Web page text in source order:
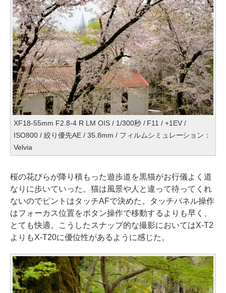
XF18-55mm F2.8-4 R LM OIS / 1/300秒 / F11 / +1EV /
ISO800 / 絞り優先AE / 35.8mm / フィルムシミュレーション：
Velvia
桜の花びらが降り積もった遊歩道を黒猫がお行儀よく道
なりに歩いていった。猫は風景や人と違って待ってくれ
ないのでピントはタッチAFで決めた。タッチパネル操作
はフォーカス位置をボタン操作で移動するよりも早く、
とても快適。こうしたスナップ的な撮影においてはX-T2
よりもX-T20に優位性があるように感じた。